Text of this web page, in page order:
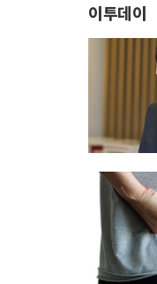
이투데이